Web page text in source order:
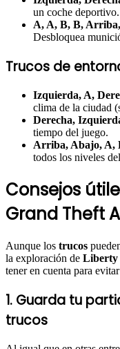
un coche deportivo.
A, A, B, B,
Desbloquea
Trucos de
Izquierda, A,
clima de la ciudad
Derecha,
tiempo del juego.
Arriba, Abajo, A,
todos los niveles
Consejos
Grand Theft
Aunque los trucos
la exploración de Liberty
tener en cuenta para
1. Guarda tu
trucos